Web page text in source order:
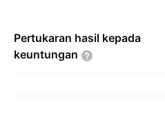
Pertukaran hasil kepada
keuntungan